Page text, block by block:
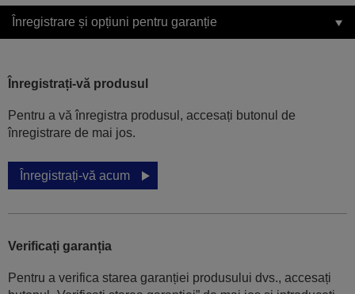
Înregistrare și opțiuni pentru garanție
Înregistrați-vă produsul
Pentru a vă înregistra produsul, accesați butonul de
înregistrare de mai jos.
Înregistrați-vă acum
Verificați garanția
Pentru a verifica starea garanției produsului dvs., accesați